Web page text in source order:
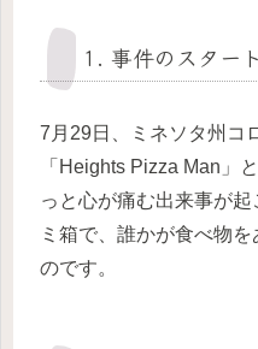
1. 事件のスタート
7月29日、ミネソタ州コ
「Heights Pizza Man」
っと心が痛む出来事が
ミ箱で、誰かが食べ物
のです。